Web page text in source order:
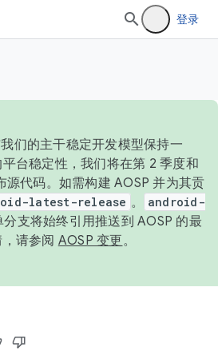
登录
们的主干稳定开发模型保持一
台稳定性，我们将在第 2 季度和
源代码。如需构建 AOSP 并为其贡
latest-release 。
android-
分支将始终引用推送到 AOSP 的最
请参阅 AOSP 变更。